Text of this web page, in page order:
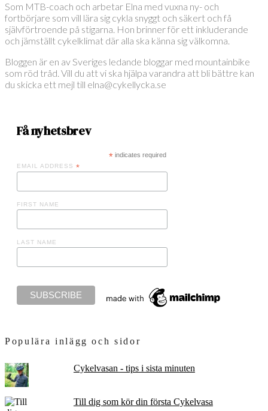
Som MTB-coach och arbetar Elna med vuxna ny- och
fortbörjare som vill lära sig cykla snyggt och säkert och få
självförtroende på stigarna. Hon brinner för ett inkluderande
och jämställt cykelklimat där alla ska känna sig välkomna.
Bloggen är en av Sveriges ledande bloggar med mountainbike
som röd tråd. Vill du att vi ska hjälpa varandra att bli bättre kan
du skicka ett mejl till elna@cykellycka.se
Få nyhetsbrev
*indicates required
EMAIL ADDRESS *
FIRST NAME
LAST NAME
Populära inlägg och sidor
Cykelvasan - tips i sista minuten
Till dig som kör din första Cykelvasa